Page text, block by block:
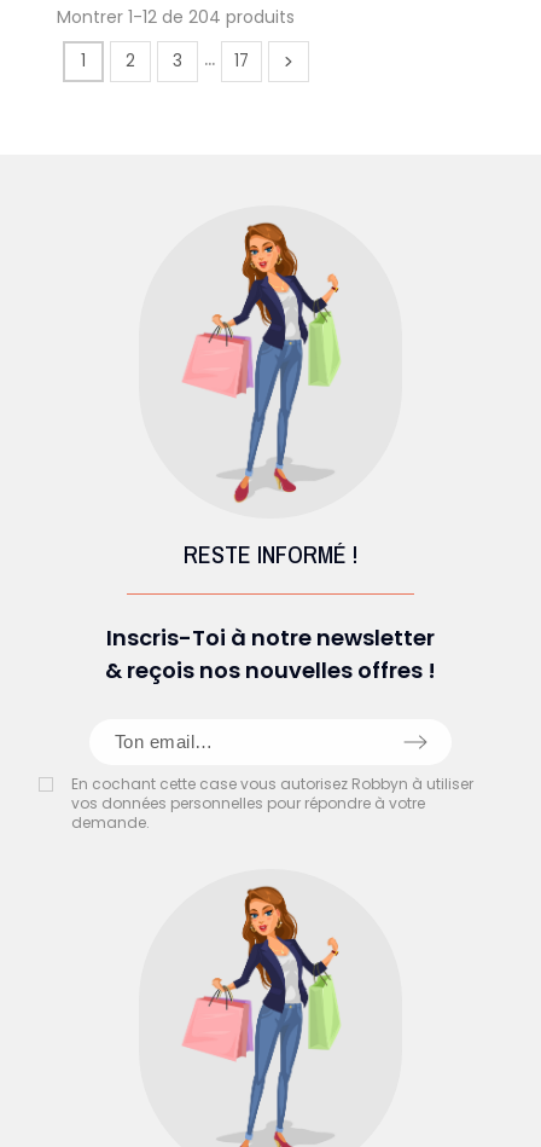
Montrer 1-12 de 204 produits
1 2 3 … 17
RESTE INFORMÉ !
Inscris-Toi à notre newsletter
& reçois nos nouvelles offres !
En cochant cette case vous autorisez Robbyn à utiliser
vos données personnelles pour répondre à votre
demande.